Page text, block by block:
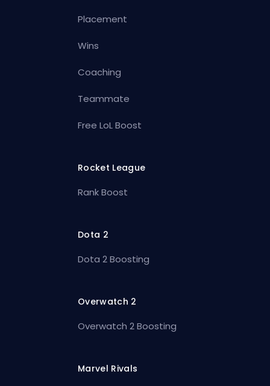
Placement
Wins
Coaching
Teammate
Free LoL Boost
Rocket League
Rank Boost
Dota 2
Dota 2 Boosting
Overwatch 2
Overwatch 2 Boosting
Marvel Rivals